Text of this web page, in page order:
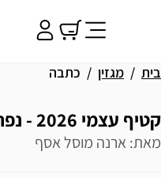
בית מגזין כתבה
קטיף עצמי 2026 - נפתחה העונה הכי מתוקה של השנה
מאת: ארנה מוסל אסף